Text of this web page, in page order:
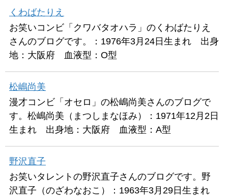
くわばたりえ
お笑いコンビ「クワバタオハラ」のくわばたりえ
さんのブログです。：1976年3月24日生まれ 出身
地：大阪府 血液型：O型
松嶋尚美
漫才コンビ「オセロ」の松嶋尚美さんのブログで
す。松嶋尚美（まつしまなほみ）：1971年12月2日
生まれ 出身地：大阪府 血液型：A型
野沢直子
お笑いタレントの野沢直子さんのブログです。野
沢直子（のざわなおこ）：1963年3月29日生まれ